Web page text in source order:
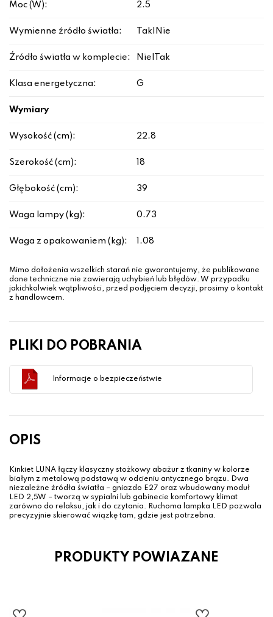
Moc (W): 2.5
Wymienne źródło światła: Tak|Nie
Źródło światła w komplecie: Nie|Tak
Klasa energetyczna: G
Wymiary
Wysokość (cm): 22.8
Szerokość (cm): 18
Głębokość (cm): 39
Waga lampy (kg): 0.73
Waga z opakowaniem (kg): 1.08
Mimo dołożenia wszelkich starań nie gwarantujemy, że publikowane
dane techniczne nie zawierają uchybień lub błędów. W przypadku
jakichkolwiek wątpliwości, przed podjęciem decyzji, prosimy o kontakt
z handlowcem.
PLIKI DO POBRANIA
Informacje o bezpieczeństwie
OPIS
Kinkiet LUNA łączy klasyczny stożkowy abażur z tkaniny w kolorze
białym z metalową podstawą w odcieniu antycznego brązu. Dwa
niezależne źródła światła – gniazdo E27 oraz wbudowany moduł
LED 2,5W – tworzą w sypialni lub gabinecie komfortowy klimat
zarówno do relaksu, jak i do czytania. Ruchoma lampka LED pozwala
precyzyjnie skierować wiązkę tam, gdzie jest potrzebna.
PRODUKTY POWIAZANE